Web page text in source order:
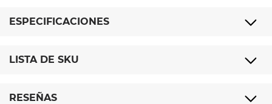
ESPECIFICACIONES
LISTA DE SKU
RESEÑAS